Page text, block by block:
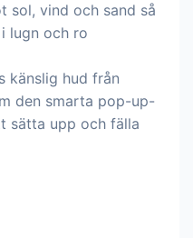
vind och sand så
lugn och ro
känslig hud från
den smarta pop-up-
sätta upp och fälla